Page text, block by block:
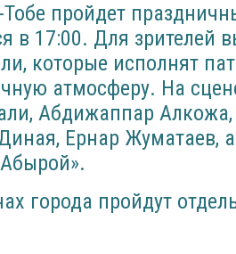
пройдет
в 17:00. Для зрителей
которые исполнят
атмосферу. На
Абдижаппар Алкожа,
Ернар Жуматаев,
города пройдут